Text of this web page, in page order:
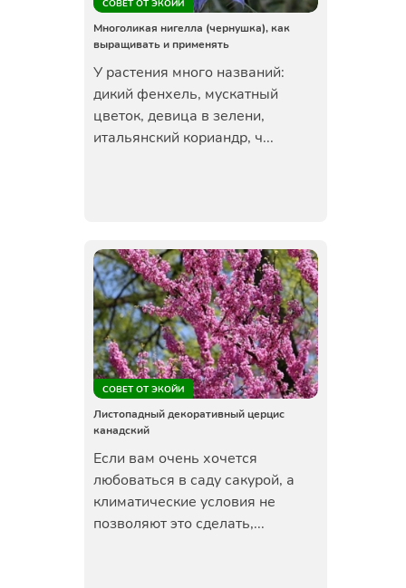
СОВЕТ ОТ ЭКОЙИ
Многоликая нигелла (чернушка), как
выращивать и применять
У растения много названий:
дикий фенхель, мускатный
цветок, девица в зелени,
итальянский кориандр, ч...
СОВЕТ ОТ ЭКОЙИ
Листопадный декоративный церцис
канадский
Если вам очень хочется
любоваться в саду сакурой, а
климатические условия не
позволяют это сделать,...